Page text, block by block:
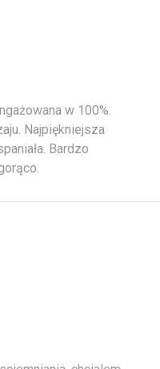
w 100%.
Najpiękniejsza
Bardzo